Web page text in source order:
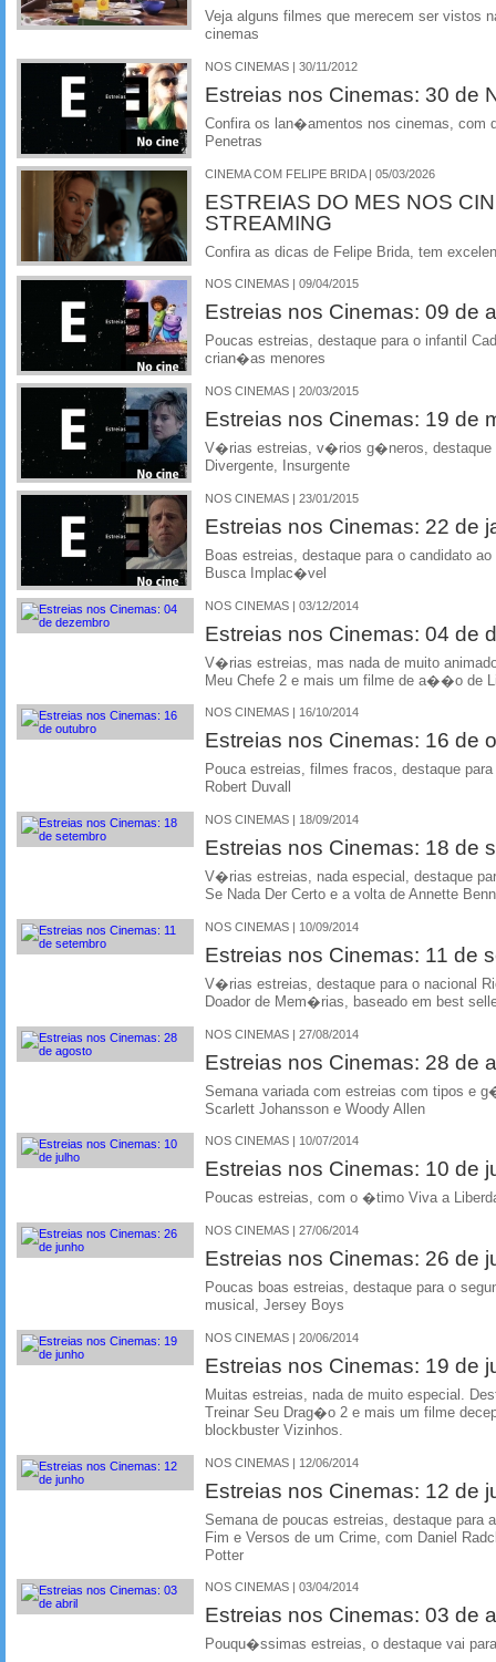
Veja alguns filmes que merecem ser vistos
cinemas
NOS CINEMAS | 30/11/2012
Estreias nos Cinemas: 30 de
Confira os lan�amentos nos cinemas, com
Penetras
CINEMA COM FELIPE BRIDA | 05/03/2026
ESTREIAS DO MES NOS
STREAMING
Confira as dicas de Felipe Brida, tem
NOS CINEMAS | 09/04/2015
Estreias nos Cinemas: 09 de
Poucas estreias, destaque para o infantil
crian�as menores
NOS CINEMAS | 20/03/2015
Estreias nos Cinemas: 19 de
V�rias estreias, v�rios g�neros, destaque
Divergente, Insurgente
NOS CINEMAS | 23/01/2015
Estreias nos Cinemas: 22 de
Boas estreias, destaque para o candidato
Busca Implac�vel
NOS CINEMAS | 03/12/2014
Estreias nos Cinemas: 04 de
V�rias estreias, mas nada de muito
Meu Chefe 2 e mais um filme de a��o de
NOS CINEMAS | 16/10/2014
Estreias nos Cinemas: 16 de
Pouca estreias, filmes fracos, destaque
Robert Duvall
NOS CINEMAS | 18/09/2014
Estreias nos Cinemas: 18 de
V�rias estreias, nada especial, destaque
Se Nada Der Certo e a volta de Annette
NOS CINEMAS | 10/09/2014
Estreias nos Cinemas: 11 de
V�rias estreias, destaque para o nacional
Doador de Mem�rias, baseado em best
NOS CINEMAS | 27/08/2014
Estreias nos Cinemas: 28 de
Semana variada com estreias com tipos e
Scarlett Johansson e Woody Allen
NOS CINEMAS | 10/07/2014
Estreias nos Cinemas: 10 de
Poucas estreias, com o �timo Viva a
NOS CINEMAS | 27/06/2014
Estreias nos Cinemas: 26 de
Poucas boas estreias, destaque para o
musical, Jersey Boys
NOS CINEMAS | 20/06/2014
Estreias nos Cinemas: 19 de
Muitas estreias, nada de muito especial.
Treinar Seu Drag�o 2 e mais um filme
blockbuster Vizinhos.
NOS CINEMAS | 12/06/2014
Estreias nos Cinemas: 12 de
Semana de poucas estreias, destaque para
Fim e Versos de um Crime, com Daniel
Potter
NOS CINEMAS | 03/04/2014
Estreias nos Cinemas: 03 de
Pouqu�ssimas estreias, o destaque vai